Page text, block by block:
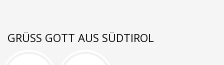
GRÜSS GOTT AUS SÜDTIROL